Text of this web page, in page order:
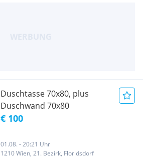
Duschtasse 70x80, plus
Duschwand 70x80
€ 100
01.08. - 20:21 Uhr
1210 Wien, 21. Bezirk, Floridsdorf